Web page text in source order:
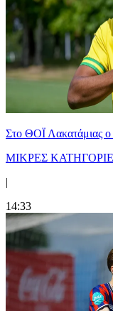
Στο ΘΟΪ Λακατάμιας ο
ΜΙΚΡΕΣ
|
14:33